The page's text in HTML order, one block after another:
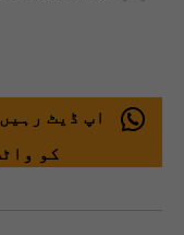
اپ ڈیٹ
کو